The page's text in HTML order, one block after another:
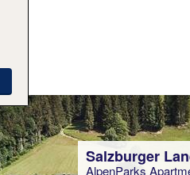
Salzburger
AlpenParks